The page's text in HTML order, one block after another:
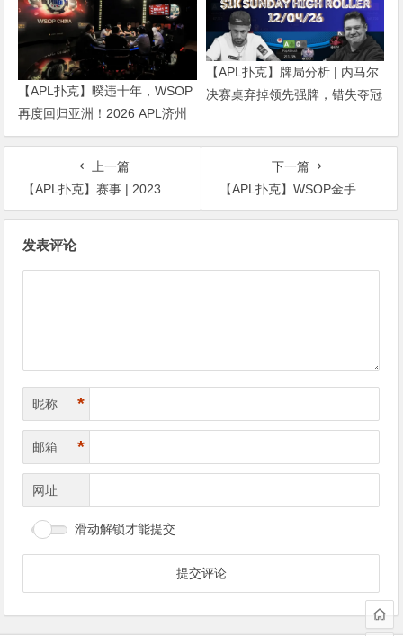
【APL扑克】暌违十年，WSOP
再度回归亚洲！2026 APL济州
站6月19-28日盛大登场！
【APL扑克】牌局分析 | 内马尔
决赛桌弃掉领先强牌，错失夺冠
上一篇
【APL扑克】赛事 | 2023CPG®三亚总决赛-十一周年纪念赛冠军诞生！
下一篇
【APL扑克】WSOP金手链正式展开，中国选手对冠军发起号角！为亚洲争夺百Ｗ免费赛
发表评论
昵称 *
邮箱 *
网址
滑动解锁才能提交